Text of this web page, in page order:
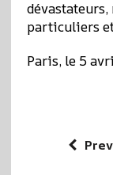
particuliers
Paris, le 5